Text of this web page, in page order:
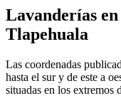
Lavanderías
Tlapehuala
Las coordenadas
hasta el sur y de este a
situadas en los extremos